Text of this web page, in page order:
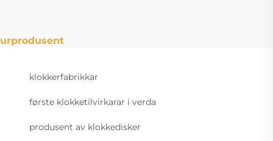
urprodusent
klokkerfabrikkar
første klokketilvirkarar i verda
produsent av klokkedisker